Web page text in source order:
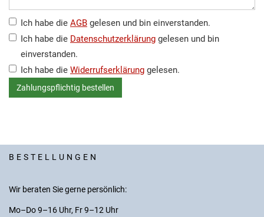
Ich habe die AGB gelesen und bin einverstanden.
Ich habe die Datenschutzerklärung gelesen und bin
einverstanden.
Ich habe die Widerrufserklärung gelesen.
BESTELLUNGEN
Wir beraten Sie gerne persönlich:
Mo–Do 9–16 Uhr, Fr 9–12 Uhr